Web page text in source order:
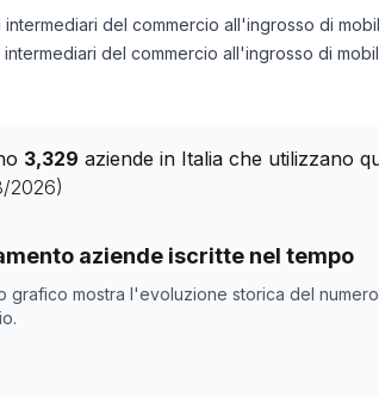
intermediari del commercio all'ingrosso di
intermediari del commercio all'ingrosso di
3,329 aziende in Italia che utilizzano
2026)
aziende iscritte nel tempo
grafico mostra l'evoluzione storica del
numero di aziende con codice ATECO
Data rilevazione